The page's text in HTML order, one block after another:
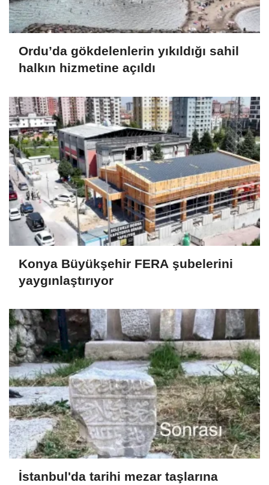
Ordu’da gökdelenlerin yıkıldığı sahil
halkın hizmetine açıldı
Konya Büyükşehir FERA şubelerini
yaygınlaştırıyor
İstanbul'da tarihi mezar taşlarına